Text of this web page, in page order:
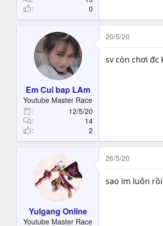
(1 trong 3):
+ 2 - 8 điểm
0
Em Cui bap LAm
Youtube Master Race
12/5/20
14
2
20/5/20
sv còn chơi đc
Yulgang Online
Youtube Master Race
26/5/20
sao im luôn